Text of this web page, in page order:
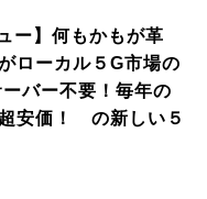
ー】何もかもが革
ローカル５G市場の
バー不要！毎年の
安価！ の新しい５